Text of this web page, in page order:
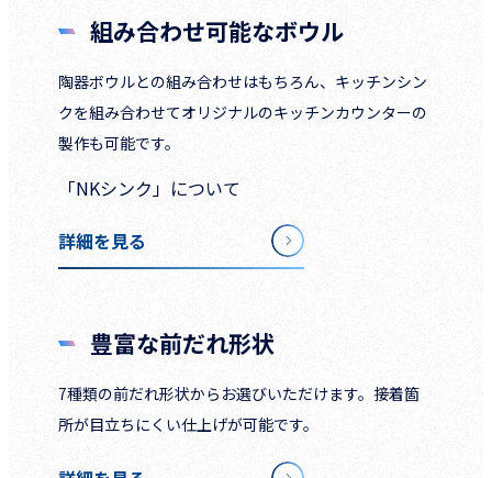
組み合わせ可能なボウル
陶器ボウルとの組み合わせはもちろん、キッチンシン
クを組み合わせてオリジナルのキッチンカウンターの
製作も可能です。
「NKシンク」について
詳細を見る
豊富な前だれ形状
7種類の前だれ形状からお選びいただけます。接着箇
所が目立ちにくい仕上げが可能です。